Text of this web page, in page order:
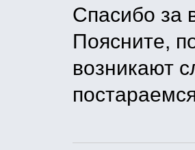
Спасибо за
Поясните,
возникают